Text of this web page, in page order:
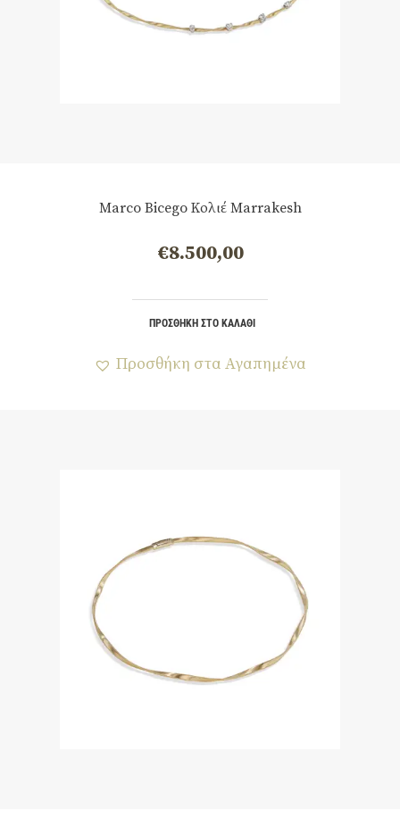
Marco Bicego Κολιέ Marrakesh
€8.500,00
ΠΡΟΣΘΉΚΗ ΣΤΟ ΚΑΛΆΘΙ
Προσθήκη στα Αγαπημένα